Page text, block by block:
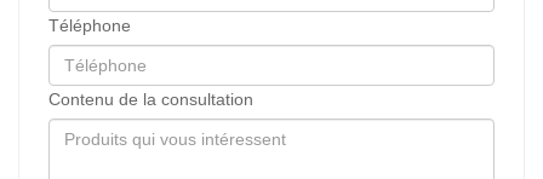
Téléphone
Contenu de la consultation